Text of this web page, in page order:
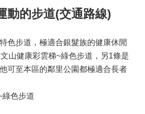
動的步道(交通路線)
色步道，極適合銀髮族的健康休閒
山健康彩雲梯~綠色步道，另1條是
可至本區的鄰里公園都極適合長者
綠色步道